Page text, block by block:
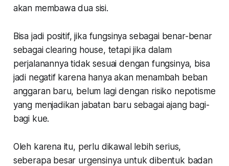
akan membawa dua sisi.
Bisa jadi positif, jika fungsinya sebagai benar-benar
sebagaiclearing house, tetapi jika dalam
perjalanannya tidak sesuai dengan fungsinya, bisa
jadi negatif karena hanya akan menambah beban
anggaran baru, belum lagi dengan risiko nepotisme
yang menjadikan jabatan baru sebagai ajang bagi-
bagi kue.
Oleh karena itu, perlu dikawal lebih serius,
seberapa besar urgensinya untuk dibentuk badan